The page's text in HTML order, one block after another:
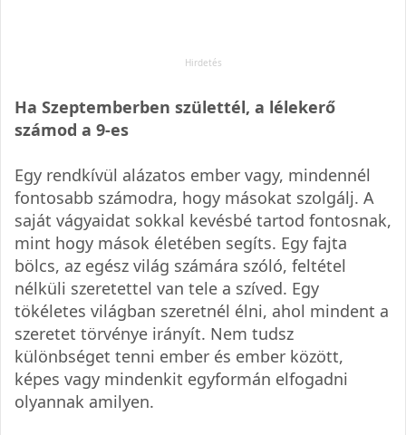
Ha Szeptemberben születtél, a lélekerő
számod a 9-es
Egy rendkívül alázatos ember vagy, mindennél
fontosabb számodra, hogy másokat szolgálj. A
saját vágyaidat sokkal kevésbé tartod fontosnak,
mint hogy mások életében segíts. Egy fajta
bölcs, az egész világ számára szóló, feltétel
nélküli szeretettel van tele a szíved. Egy
tökéletes világban szeretnél élni, ahol mindent a
szeretet törvénye irányít. Nem tudsz
különbséget tenni ember és ember között,
képes vagy mindenkit egyformán elfogadni
olyannak amilyen.